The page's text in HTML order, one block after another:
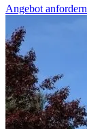
Angebot anfordern